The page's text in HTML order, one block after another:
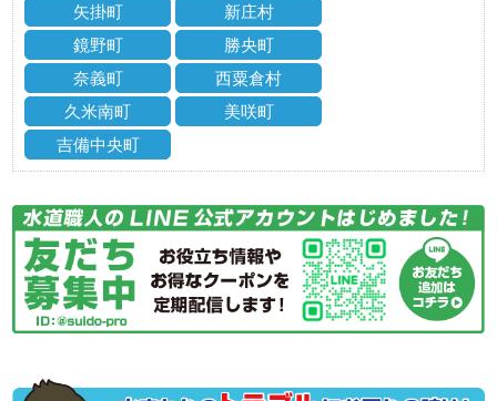
矢掛町
新庄村
鏡野町
勝央町
奈義町
西粟倉村
久米南町
美咲町
吉備中央町